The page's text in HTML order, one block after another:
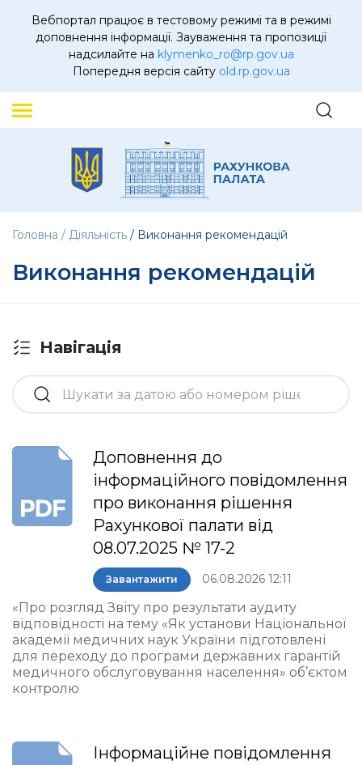
Вебпортал працює в тестовому режимі та в режимі
доповнення інформації. Зауваження та пропозиції
надсилайте на klymenko_ro@rp.gov.ua
Попередня версія сайту old.rp.gov.ua
Головна Діяльність Виконання рекомендацій
Виконання рекомендацій
Навігація
Доповнення до
інформаційного повідомлення
про виконання рішення
Рахункової палати від
08.07.2025 № 17-2
Завантажити 06.08.2026 12:11
«Про розгляд Звіту про результати аудиту
відповідності на тему «Як установи Національної
академії медичних наук України підготовлені
для переходу до програми державних гарантій
медичного обслуговування населення» об’єктом
контролю
Інформаційне повідомлення